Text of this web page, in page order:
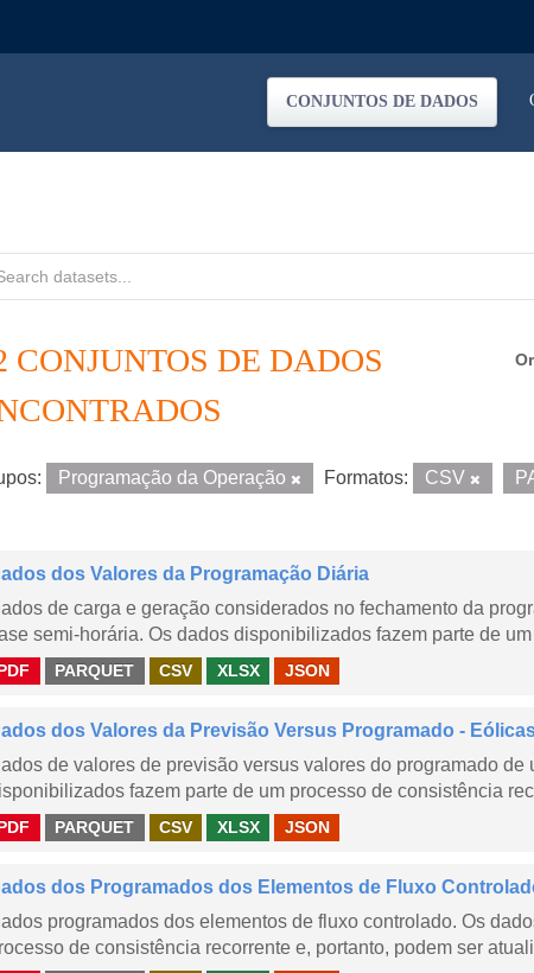
CONJUNTOS DE DADOS
CONJUNTOS DE DADOS
Programação da Operação Formatos: CSV
dos Valores da Programação Diária
de carga e geração considerados no fechamento da
semi-horária. Os dados disponibilizados fazem parte de
PARQUET CSV XLSX JSON
dos Valores da Previsão Versus Programado -
de valores de previsão versus valores do programado
fazem parte de um processo de consistência
PARQUET CSV XLSX JSON
dos Programados dos Elementos de Fluxo
programados dos elementos de fluxo controlado. Os
de consistência recorrente e, portanto, podem ser